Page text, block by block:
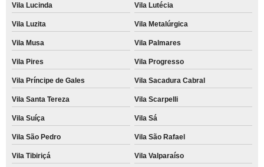
Vila Lucinda Vila Lutécia
Vila Luzita Vila Metalúrgica
Vila Musa Vila Palmares
Vila Pires Vila Progresso
Vila Príncipe de Gales Vila Sacadura Cabral
Vila Santa Tereza Vila Scarpelli
Vila Suíça Vila Sá
Vila São Pedro Vila São Rafael
Vila Tibiriçá Vila Valparaíso